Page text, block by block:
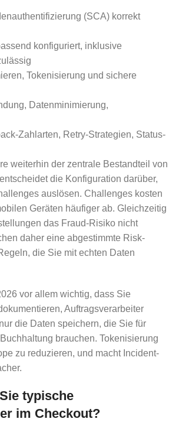
(SCA) korrekt
konfiguriert, inklusive
Tokenisierung und sichere
Datenminimierung,
Zahlarten, Retry-Strategien, Status-
weiterhin der zentrale Bestandteil von
die Konfiguration darüber,
auslösen. Challenges kosten
Geräten häufiger ab. Gleichzeitig
das Fraud-Risiko nicht
daher eine abgestimmte Risk-
die Sie mit echten Daten
vor allem wichtig, dass Sie
Auftragsverarbeiter
die Daten speichern, die Sie für
brauchen. Tokenisierung
zu reduzieren, und macht Incident-
typische
im Checkout?